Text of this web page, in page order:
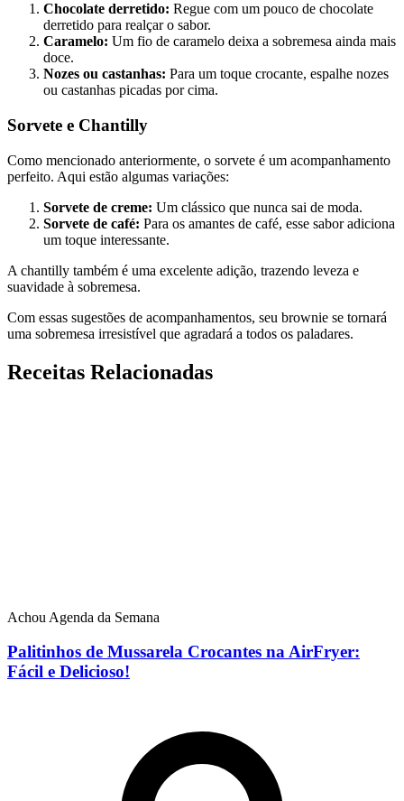
Chocolate derretido: Regue com um pouco de chocolate
derretido para realçar o sabor.
Caramelo: Um fio de caramelo deixa a sobremesa ainda mais
doce.
Nozes ou castanhas: Para um toque crocante, espalhe nozes
ou castanhas picadas por cima.
Sorvete e Chantilly
Como mencionado anteriormente, o sorvete é um acompanhamento
perfeito. Aqui estão algumas variações:
Sorvete de creme: Um clássico que nunca sai de moda.
Sorvete de café: Para os amantes de café, esse sabor adiciona
um toque interessante.
A chantilly também é uma excelente adição, trazendo leveza e
suavidade à sobremesa.
Com essas sugestões de acompanhamentos, seu brownie se tornará
uma sobremesa irresistível que agradará a todos os paladares.
Receitas Relacionadas
Achou Agenda da Semana
Palitinhos de Mussarela Crocantes na AirFryer:
Fácil e Delicioso!